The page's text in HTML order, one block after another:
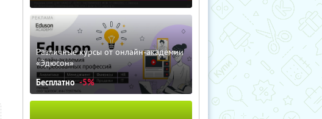
Различные курсы от онлайн-академии
«Эдюсон»
Бесплатно -5%